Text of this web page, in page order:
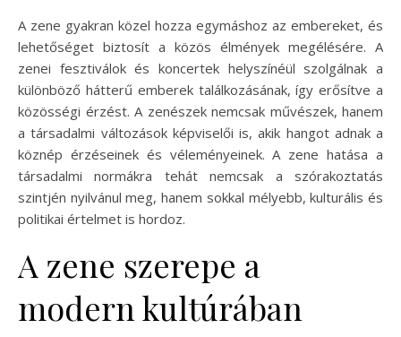
A zene gyakran közel hozza egymáshoz az embereket, és
lehetőséget biztosít a közös élmények megélésére. A
zenei fesztiválok és koncertek helyszínéül szolgálnak a
különböző hátterű emberek találkozásának, így erősítve a
közösségi érzést. A zenészek nemcsak művészek, hanem
a társadalmi változások képviselői is, akik hangot adnak a
köznép érzéseinek és véleményeinek. A zene hatása a
társadalmi normákra tehát nemcsak a szórakoztatás
szintjén nyilvánul meg, hanem sokkal mélyebb, kulturális és
politikai értelmet is hordoz.
A zene szerepe a
modern kultúrában